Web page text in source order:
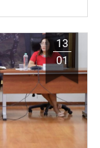
13
01